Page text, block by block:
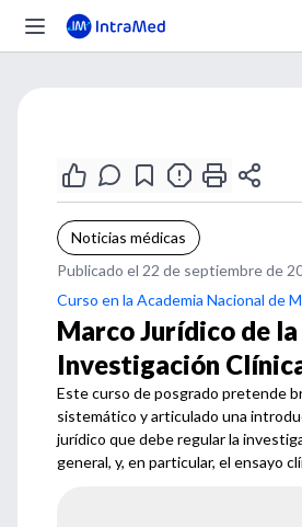
Noticias médicas
Publicado el 22 de septiembre de
Curso en la Academia Nacional de
Marco Jurídico de la
Investigación
Este curso de posgrado pretende
sistemático y articulado una
jurídico que debe regular la
general, y, en particular, el ensayo